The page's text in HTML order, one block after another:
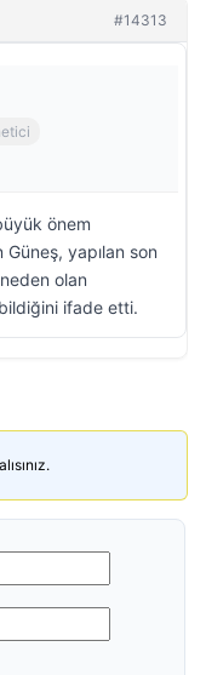
#14313
önem
Güneş, yapılan son
olan
ifade etti.